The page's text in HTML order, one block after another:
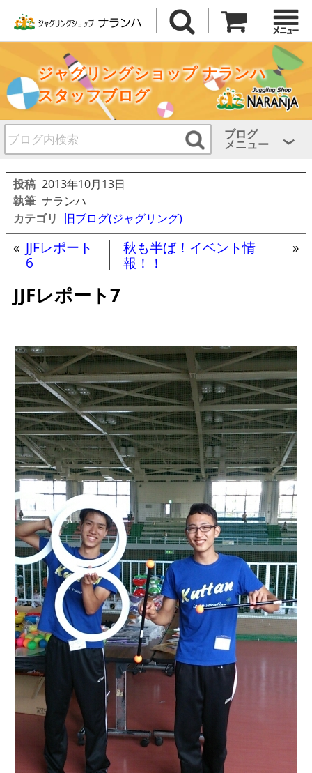
ジャグリングショップ ナランハ
スタッフブログ
ブログ
メニュー
投稿 2013年10月13日
執筆 ナランハ
カテゴリ 旧ブログ(ジャグリング)
« JJFレポート
6
秋も半ば！イベント情
報！！
»
JJFレポート7